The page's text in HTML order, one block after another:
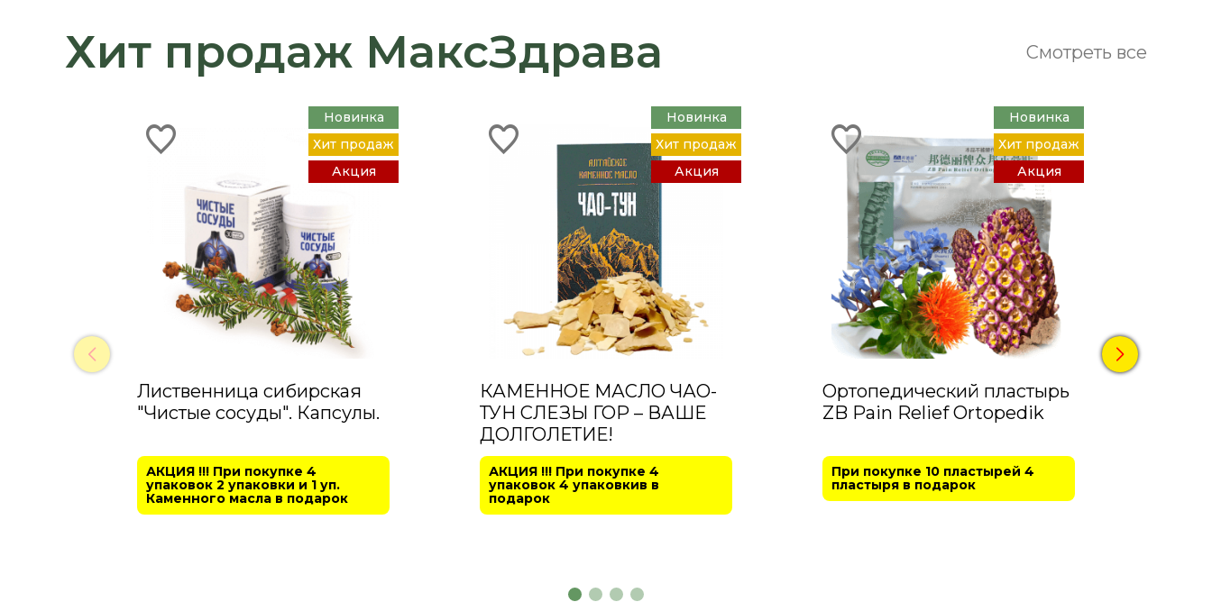
Хит продаж МаксЗдрава Смотреть все
Новинка
Хит продаж
Акция
Лиственница сибирская
"Чистые сосуды". Капсулы.
АКЦИЯ !!! При покупке 4
упаковок 2 упаковки и 1 уп.
Каменного масла в подарок
Новинка
Хит продаж
Акция
КАМЕННОЕ МАСЛО ЧАО-
ТУН СЛЕЗЫ ГОР – ВАШЕ
ДОЛГОЛЕТИЕ!
АКЦИЯ !!! При покупке 4
упаковок 4 упаковкив в
подарок
Новинка
Хит продаж
Акция
Ортопедический пластырь
ZB Pain Relief Ortopedik
При покупке 10 пластырей 4
пластыря в подарок